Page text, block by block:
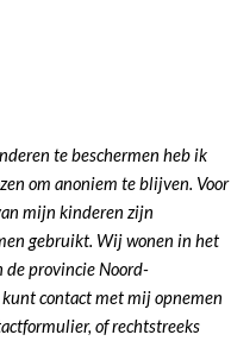
te beschermen heb ik
om anoniem te blijven. Voor
mijn kinderen zijn
gebruikt. Wij wonen in het
de provincie Noord-
kunt contact met mij opnemen
of rechtstreeks